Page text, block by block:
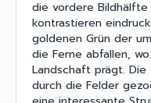
die vordere
kontrastieren
goldenen Grün der
die Ferne abfallen,
Landschaft prägt.
durch die Felder